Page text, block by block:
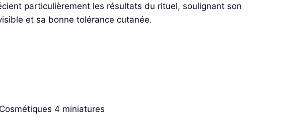
particulièrement les résultats du rituel, soulignant son
et sa bonne tolérance cutanée.